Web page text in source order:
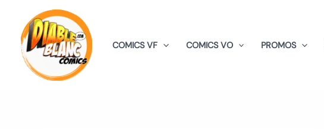
contenu
COMICS VF COMICS VO PROMOS